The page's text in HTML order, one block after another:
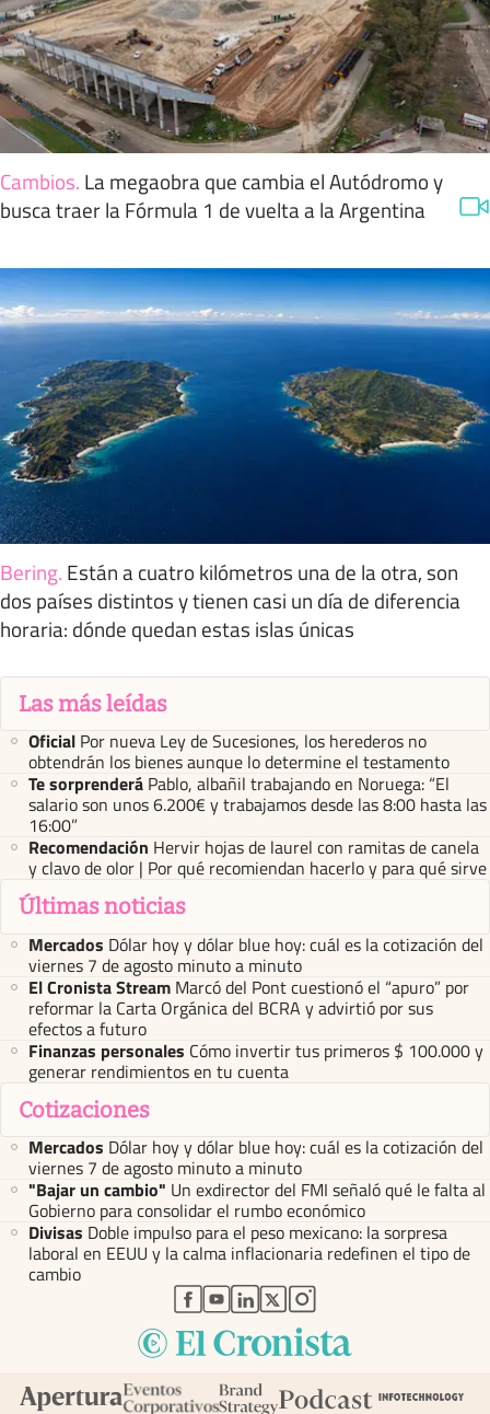
Cambios. La megaobra que cambia el Autódromo y
busca traer la Fórmula 1 de vuelta a la Argentina
Bering. Están a cuatro kilómetros una de la otra, son
dos países distintos y tienen casi un día de diferencia
horaria: dónde quedan estas islas únicas
Las más leídas
Oficial Por nueva Ley de Sucesiones, los herederos no
obtendrán los bienes aunque lo determine el testamento
Te sorprenderá Pablo, albañil trabajando en Noruega: “El
salario son unos 6.200€ y trabajamos desde las 8:00 hasta las
16:00”
Recomendación Hervir hojas de laurel con ramitas de canela
y clavo de olor | Por qué recomiendan hacerlo y para qué sirve
Últimas noticias
Mercados Dólar hoy y dólar blue hoy: cuál es la cotización del
viernes 7 de agosto minuto a minuto
El Cronista Stream Marcó del Pont cuestionó el “apuro” por
reformar la Carta Orgánica del BCRA y advirtió por sus
efectos a futuro
Finanzas personales Cómo invertir tus primeros $ 100.000 y
generar rendimientos en tu cuenta
Cotizaciones
Mercados Dólar hoy y dólar blue hoy: cuál es la cotización del
viernes 7 de agosto minuto a minuto
"Bajar un cambio" Un exdirector del FMI señaló qué le falta al
Gobierno para consolidar el rumbo económico
Divisas Doble impulso para el peso mexicano: la sorpresa
laboral en EEUU y la calma inflacionaria redefinen el tipo de
cambio
abre en nueva pestaña
abre en nueva pestaña
abre en nueva pestaña
abre en nueva pestaña
abre en nueva pestaña